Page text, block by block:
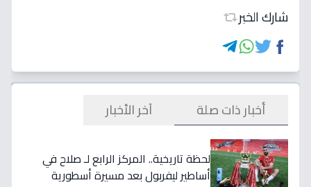
شارك الخبر
أخبار ذات صلة آخر الأخبار
لحظة تاريخية.. المركز الرابع لـ صلاح في
أساطير ليفربول بعد مسيرة أسطورية